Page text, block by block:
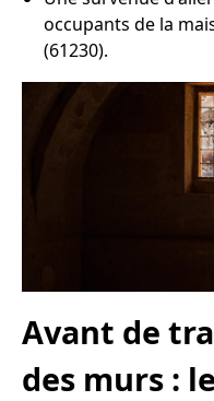
occupants de la
(61230).
Avant de
des murs :